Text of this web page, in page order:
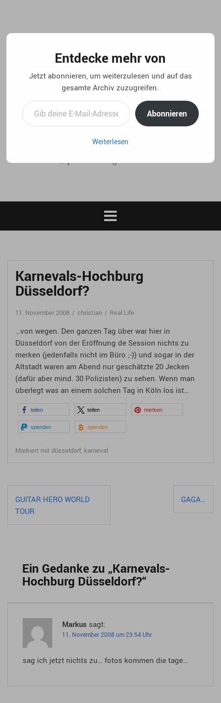
Karnevals-Hochburg
Düsseldorf?
11. November 2008 christian Real Life
…von wegen. Den ganzen Tag über war hier in
Düsseldorf von der Eröffnung de Session nichts zu
merken (jedenfalls nicht im Büro ;-)) und sogar in der
Altstadt waren am Abend nur geschätzte 20 Jecken
(dafür aber mind. 30 Polizisten) zu sehen. Wenn man
überlegt was an einem solchen Tag in Köln los ist…
teilen teilen merken
spenden spenden
Markiert mit düsseldorf, karneval
Beitragsnavigation
GUITAR HERO WORLD
TOUR
GAGA…
Ein Gedanke zu „Karnevals-
Hochburg Düsseldorf?“
Markus sagt:
11. November 2008 um 23:54 Uhr
sag ich jetzt nichts zu… fotos kommen die tage…
Entdecke mehr von
Jetzt abonnieren, um weiterzulesen und auf das
gesamte Archiv zuzugreifen.
Gib deine E-Mail-Adresse ein ...
Abonnieren
Weiterlesen